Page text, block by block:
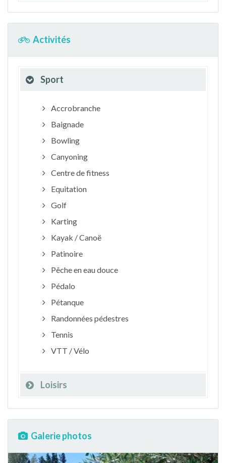
Activités
Sport
Accrobranche
Baignade
Bowling
Canyoning
Centre de fitness
Equitation
Golf
Karting
Kayak / Canoë
Patinoire
Pêche en eau douce
Pédalo
Pétanque
Randonnées pédestres
Tennis
VTT / Vélo
Loisirs
Galerie photos